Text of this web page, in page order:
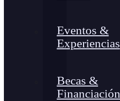
Eventos &
Experiencias
Becas &
Financiación